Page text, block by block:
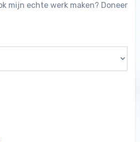
mijn echte werk maken? Doneer